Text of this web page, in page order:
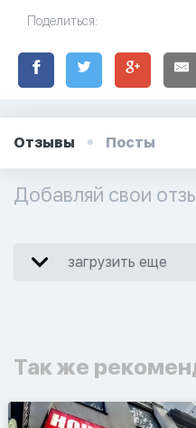
Поделиться:
Отзывы Посты
Добавляй свои
загрузить еще
Так же